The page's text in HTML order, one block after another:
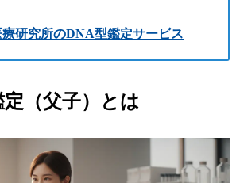
療研究所のDNA型鑑定サービス
（父子）とは